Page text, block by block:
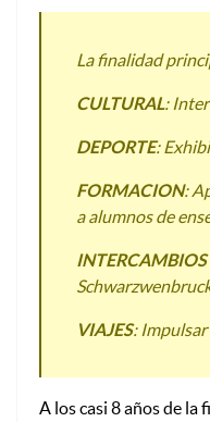
La finalidad
CULTURAL:
DEPORTE:
FORMACION:
a alumnos de
VIAJES:
A los casi 8 años de la